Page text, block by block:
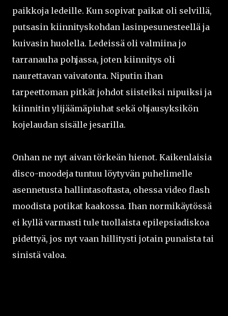
paikkoja ledeille. Kun sopivat paikat oli selvillä,
putsasin kiinnityskohdan lasinpesunesteellä ja
kuivasin huolella. Ledeissä oli valmiina jo
tarranauha pohjassa, joten kiinnitys oli
naurettavan vaivatonta. Niputin ihan
tarpeettoman pitkät johdot siisteiksi nipuiksi ja
kiinnitin ylijäämäpiuhat sekä ohjausyksikön
kojelaudan sisälle jesarilla.
Onhan ne nyt aivan törkeän hienot. Kaikenlaisia
disco-moodeja tuntuu löytyvän puhelimelle
asennetusta hallintasoftasta, ohessa video flash
moodista potikat kaakossa. Ihan normikäytössä
ei kyllä varmasti tule tuollaista epilepsiadiskoa
pidettyä, jos nyt vaan hillitysti jotain punaista tai
sinistä valoa.